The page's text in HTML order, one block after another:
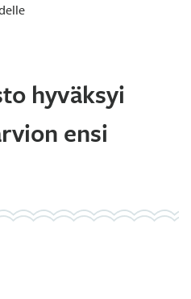
hyväksyi
ensi